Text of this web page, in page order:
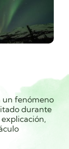
un fenómeno
durante